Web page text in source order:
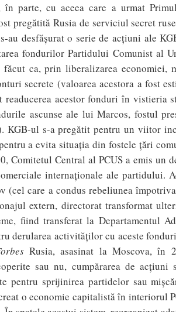
în parte, cu aceea care a urmat
pregătită Rusia de serviciul secret
desfăşurat o serie de acţiuni ale
fondurilor Partidului Comunist al
ca, prin liberalizarea economiei,
secrete (valoarea acestora a fost
acestor fonduri în vistieria
ascunse ale lui Marcos, fostul
KGB-ul s-a pregătit pentru un viitor
a evita situaţia din fostele ţări
Central al PCUS a emis un
internaţionale ale partidului.
care a condus rebeliunea
extern, directorat transformat
fiind transferat la Departamentul
derularea activităţilor cu aceste
Rusia, asasinat la Moscova, în
sau nu, cumpărarea de acţiuni
pentru sprijinirea partidelor sau
o economie capitalistă în interiorul